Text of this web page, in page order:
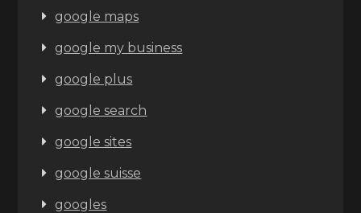
google maps
google my business
google plus
google search
google sites
google suisse
googles